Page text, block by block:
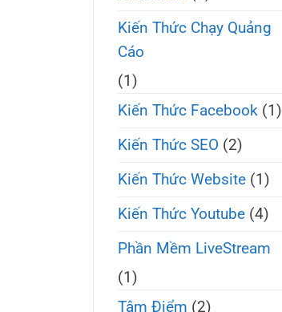
Kiến Thức Chạy Quảng
Cáo
(1)
Kiến Thức Facebook(1)
Kiến Thức SEO (2)
Kiến Thức Website(1)
Kiến Thức Youtube(4)
Phần Mềm LiveStream
(1)
Tâm Điểm (2)